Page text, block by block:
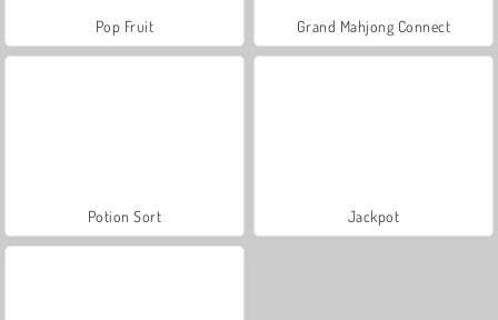
Pop Fruit Grand Mahjong Connect
Potion Sort Jackpot